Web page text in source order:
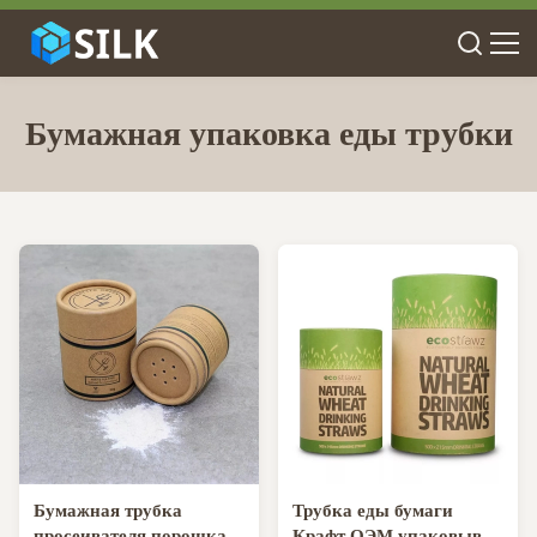
Бумажная упаковка еды трубки
Бумажная трубка
Трубка еды бумаги